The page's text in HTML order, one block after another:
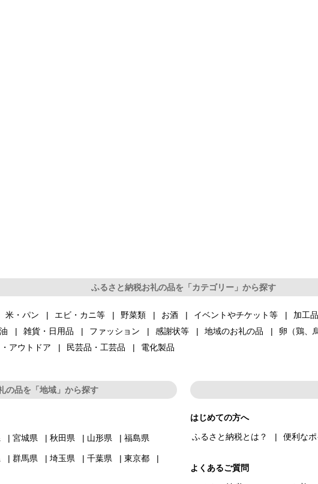
ふるさと納税お礼の品を「カテゴリー」から探す
米・パン エビ・カニ等 野菜類 お酒 イベントやチケット等 加工
雑貨・日用品 ファッション 感謝状等 地域のお礼の品 卵（鶏、
アウトドア 民芸品・工芸品 電化製品
の品を「地域」から探す
宮城県 秋田県 山形県 福島県
群馬県 埼玉県 千葉県
東京都
はじめての方へ
ふるさと納税とは？
便利な
よくあるご質問